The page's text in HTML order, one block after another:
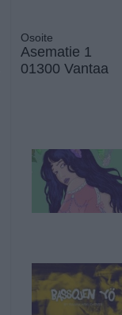
Osoite
Asematie 1
01300 Vantaa